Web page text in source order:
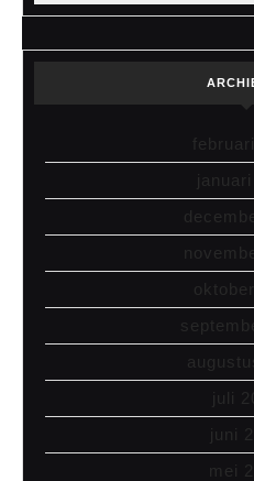
januari
juli
juni
mei